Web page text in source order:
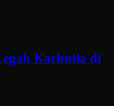
Karhutla di